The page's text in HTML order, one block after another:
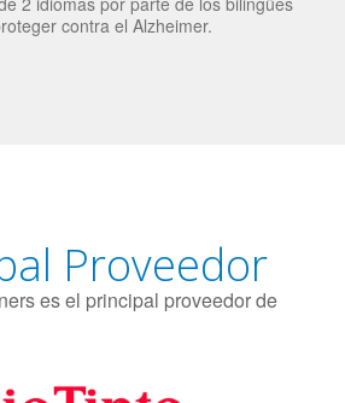
Proveedor
es el principal proveedor de